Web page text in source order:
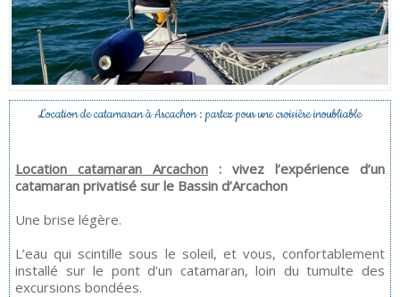
Location de catamaran à Arcachon : partez pour une croisière inoubliable
Location catamaran Arcachon : vivez l’expérience d’un
catamaran privatisé sur le Bassin d’Arcachon
Une brise légère.
L’eau qui scintille sous le soleil, et vous, confortablement
installé sur le pont d’un catamaran, loin du tumulte des
excursions bondées.